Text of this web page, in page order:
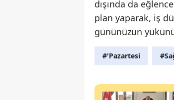
dışında da
plan yaparak, iş
gününüzün
#'Pazartesi